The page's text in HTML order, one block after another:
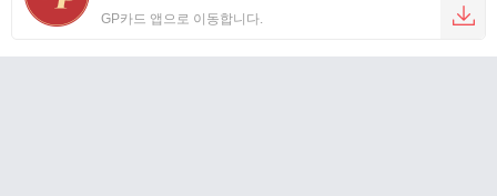
GP카드 앱으로 이동합니다.